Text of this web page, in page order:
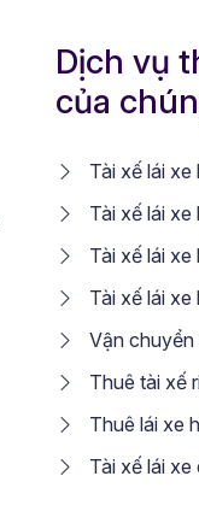
Dịch vụ
của
Tài xế lái
Tài xế lái
Tài xế lái
Tài xế lái
Vận chuyển
Thuê tài xế
Thuê lái xe
Tài xế lái xe